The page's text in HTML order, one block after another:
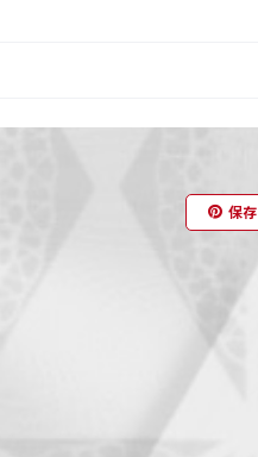
保存